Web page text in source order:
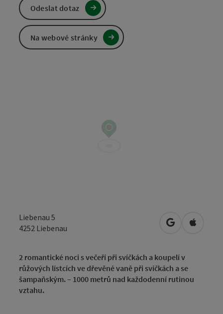
Liebenau 5
4252 Liebenau Otevřít vOtevřít
2 romantické noci s večeří při svíčkách a koupelí v
růžových lístcích ve dřevěné vaně při svíčkách a se
šampaňským. – 1000 metrů nad každodenní rutinou
vztahu.
Odeslat dotaz
Na webové stránky